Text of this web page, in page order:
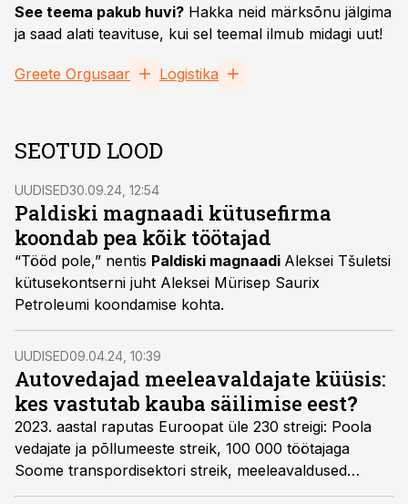
See teema pakub huvi? Hakka neid märksõnu jälgima
ja saad alati teavituse, kui sel teemal ilmub midagi uut!
Greete Orgusaar Logistika
SEOTUD LOOD
UUDISED30.09.24, 12:54
Paldiski magnaadi kütusefirma
koondab pea kõik töötajad
“Tööd pole,” nentis Paldiski magnaadi Aleksei Tšuletsi
kütusekontserni juht Aleksei Mürisep Saurix
Petroleumi koondamise kohta.
UUDISED09.04.24, 10:39
Autovedajad meeleavaldajate küüsis:
kes vastutab kauba säilimise eest?
2023. aastal raputas Euroopat üle 230 streigi: Poola
vedajate ja põllumeeste streik, 100 000 töötajaga
Soome transpordisektori streik, meeleavaldused
Prantsusmaal, Belgias jm. Millega peab vedaja